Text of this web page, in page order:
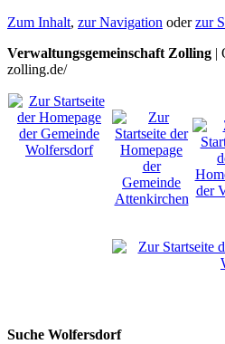
Zum Inhalt, zur Navigation oderzur
Verwaltungsgemeinschaft Zolling |
zolling.de/
Suche Wolfersdorf